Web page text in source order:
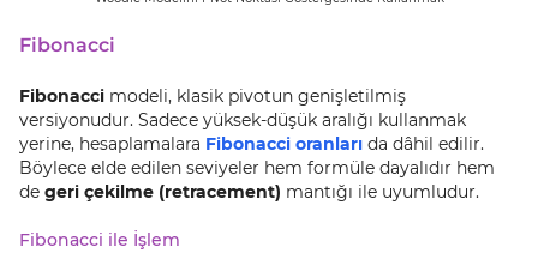
Fibonacci
Fibonacci modeli, klasik pivotun genişletilmiş
versiyonudur. Sadece yüksek-düşük aralığı kullanmak
yerine, hesaplamalara Fibonacci oranları da dâhil edilir.
Böylece elde edilen seviyeler hem formüle dayalıdır hem
de geri çekilme (retracement) mantığı ile uyumludur.
Fibonacci ile İşlem